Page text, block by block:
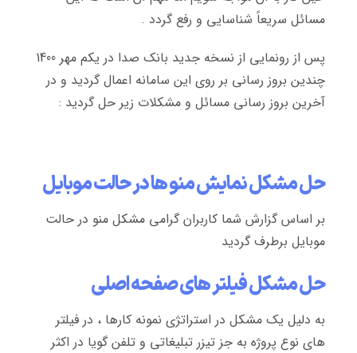
مسائل سریعاً شناسایی و رفع گردد .
پس از رونمایی از نسخه جدید بانک صدا در یکم مهر 1400
چندین بروز رسانی بر روی این سامانه اعمال گردید و در
آخرین بروز رسانی مسائل و مشکلات زیر حل گردید :
حل مشکل نمایش منو ها در حالت موبایل
بر اساس گزارش شما کاربران گرامی مشکل منو در حالت
موبایل برطرف گردید
حل مشکل فیلتر های صفحه اصلی
به دلیل یک مشکل در استراتژی نمونه کارها ، در فیلتر
های نوع پروژه به جز تیزر تبلیغاتی و تلفن گویا در اکثر